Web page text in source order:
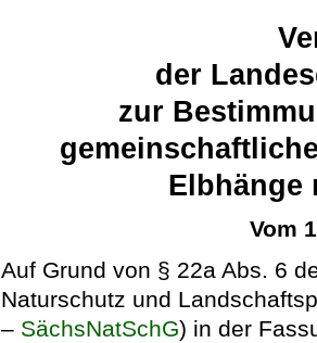
der
zur
Elbhänge
Vom
Auf Grund von § 22a Abs. 6
Naturschutz und
– SächsNatSchG) in der